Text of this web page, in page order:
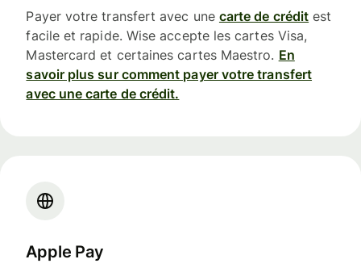
Payer votre transfert avec une carte de crédit est
facile et rapide. Wise accepte les cartes Visa,
Mastercard et certaines cartes Maestro. En
savoir plus sur comment payer votre transfert
avec une carte de crédit.
Apple Pay